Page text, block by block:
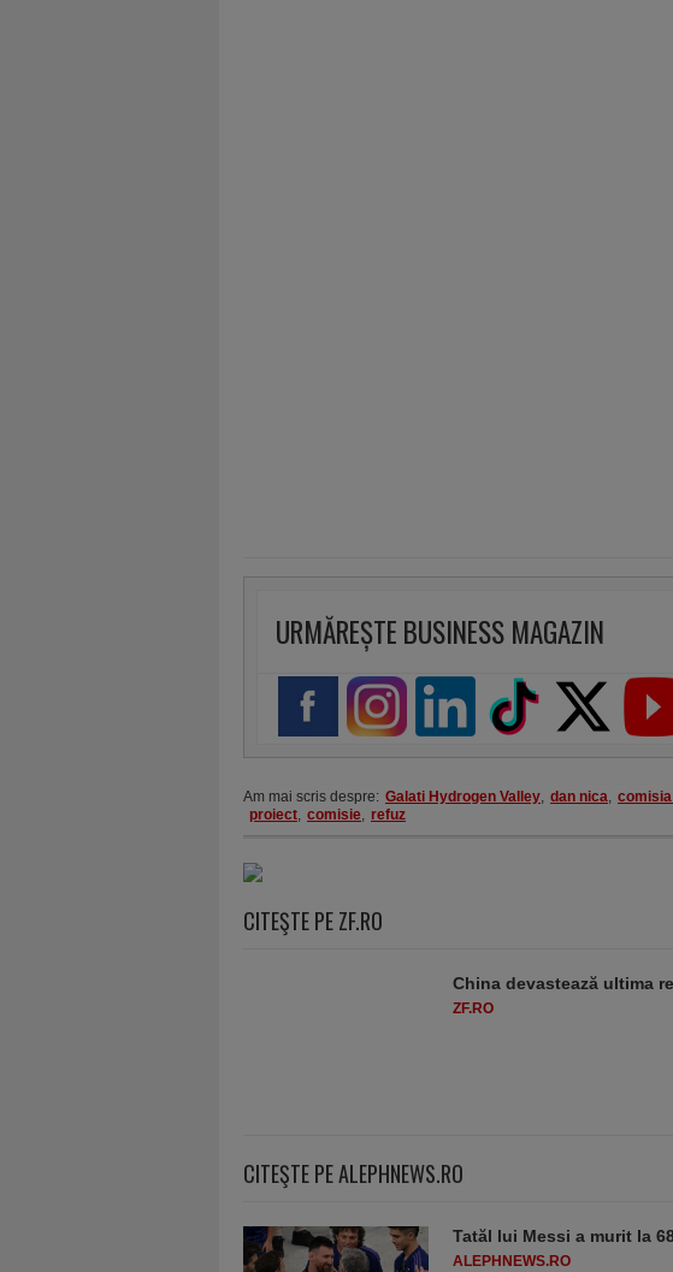
URMĂREȘTE BUSINESS MAGAZIN
Am mai scris despre: Galati Hydrogen Valley, dan nica,
proiect, comisie, refuz
CITEŞTE PE ZF.RO
China devastează ultima
ZF.RO
CITEŞTE PE ALEPHNEWS.RO
Tatăl lui Messi a murit la
ALEPHNEWS.RO